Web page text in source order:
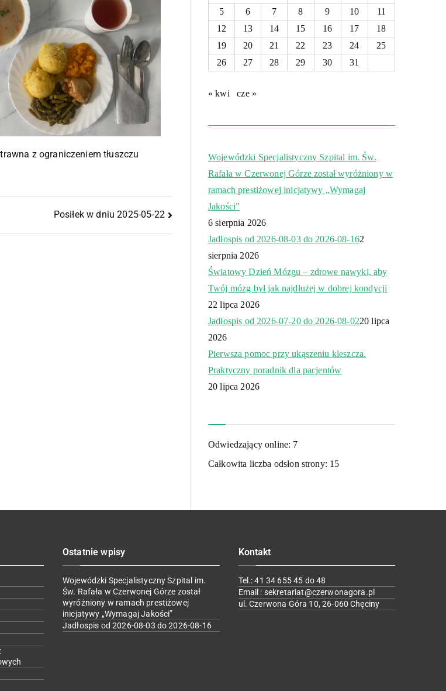
z ograniczeniem tłuszczu
Posiłek w dniu 2025-05-22
5
6 7 8 9 10
11
12
13 14 15 16 17
18
19
20 21 22 23 24
25
26
27 28 29 30 31
« kwi cze »
Wojewódzki Specjalistyczny Szpital im. Św.
Rafała w Czerwonej Górze został wyróżniony w
ramach prestiżowej inicjatywy „Wymagaj
Jakości”
6 sierpnia 2026
Jadłospis od 2026-08-03 do 2026-08-162
sierpnia 2026
Światowy Dzień Mózgu – zdrowe nawyki, aby
Twój mózg był jak najdłużej w dobrej kondycji
22 lipca 2026
Jadłospis od 2026-07-20 do 2026-08-0220 lipca
2026
Pierwsza pomoc przy ukąszeniu kleszcza.
Praktyczny poradnik dla pacjentów
20 lipca 2026
Odwiedzający online: 7
Całkowita liczba odsłon strony: 15
Ostatnie wpisy
Wojewódzki Specjalistyczny Szpital im.
Św. Rafała w Czerwonej Górze został
wyróżniony w ramach prestiżowej
inicjatywy „Wymagaj Jakości”
Jadłospis od 2026-08-03 do 2026-08-16
Kontakt
Tel.: 41 34 655 45 do 48
Email : sekretariat@czerwonagora.pl
ul. Czerwona Góra 10, 26-060 Chęciny